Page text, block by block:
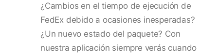
¿Cambios en el tiempo de ejecución de
FedEx debido a ocasiones inesperadas?
¿Un nuevo estado del paquete? Con
nuestra aplicación siempre verás cuando